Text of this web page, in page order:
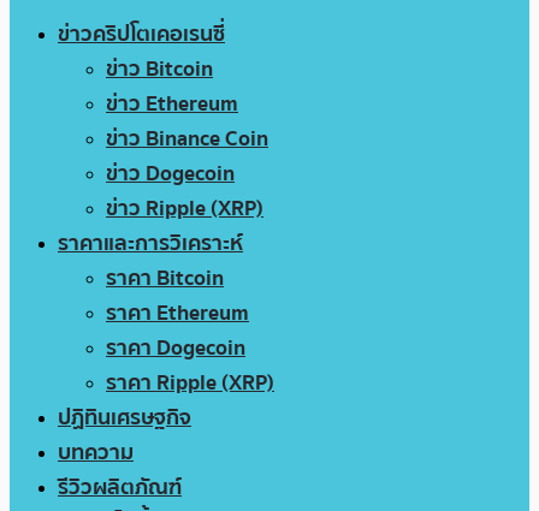
ข่าวคริปโตเคอเรนซี่
ข่าว Bitcoin
ข่าว Ethereum
ข่าว Binance Coin
ข่าว Dogecoin
ข่าว Ripple (XRP)
ราคาและการวิเคราะห์
ราคา Bitcoin
ราคา Ethereum
ราคา Dogecoin
ราคา Ripple (XRP)
ปฏิทินเศรษฐกิจ
บทความ
รีวิวผลิตภัณฑ์